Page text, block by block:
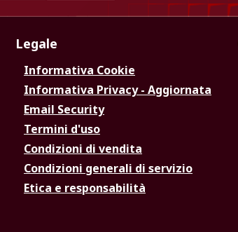
Legale
Informativa Cookie
Informativa Privacy - Aggiornata
Email Security
Termini d'uso
Condizioni di vendita
Condizioni generali di servizio
Etica e responsabilità